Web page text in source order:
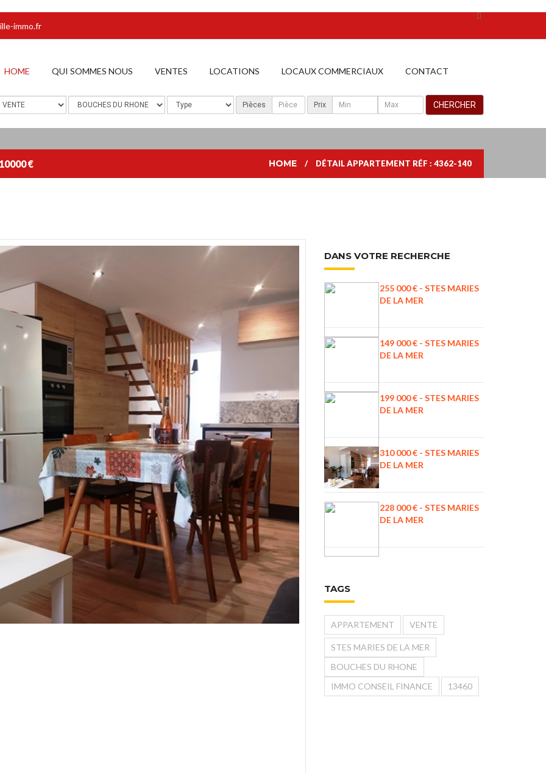
immo.fr
HOME QUI SOMMES NOUS VENTES LOCATIONS LOCAUX COMMERCIAUX CONTACT
Pièces Prix
€ HOME DÉTAIL APPARTEMENT RÉF : 4362-140
DANS VOTRE RECHERCHE
255 000 € - STES MARIES
DE LA MER
149 000 € - STES MARIES
DE LA MER
199 000 € - STES MARIES
DE LA MER
310 000 € - STES MARIES
DE LA MER
228 000 € - STES MARIES
DE LA MER
TAGS
APPARTEMENT VENTE
STES MARIES DE LA MER
BOUCHES DU RHONE
IMMO CONSEIL FINANCE
13460